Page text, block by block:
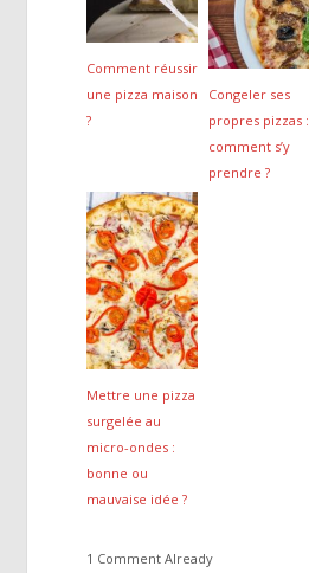
Comment réussir
une pizza maison
?
Congeler ses
propres pizzas :
comment s’y
prendre ?
Mettre une pizza
surgelée au
micro-ondes :
bonne ou
mauvaise idée ?
1 Comment Already